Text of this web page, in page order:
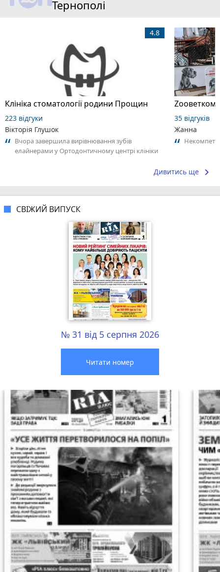
Тернополі
Клініка стоматології родини Прощин
4.8
223 відгуки
Вікторія Глушок
Вчора завершила вирівнювання зубів
елайнерами у Ортодонтичному центрі клініки
35 відгуків
Жанна
Дивитись ще keyboard_arrow_right
СВІЖИЙ ВИПУСК
№ 31 від 5 серпня 2026
Читати номер